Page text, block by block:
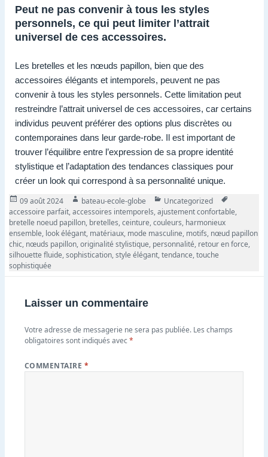
Peut ne pas convenir à tous les styles
personnels, ce qui peut limiter l’attrait
universel de ces accessoires.
Les bretelles et les nœuds papillon, bien que des
accessoires élégants et intemporels, peuvent ne pas
convenir à tous les styles personnels. Cette limitation peut
restreindre l’attrait universel de ces accessoires, car certains
individus peuvent préférer des options plus discrètes ou
contemporaines dans leur garde-robe. Il est important de
trouver l’équilibre entre l’expression de sa propre identité
stylistique et l’adaptation des tendances classiques pour
créer un look qui correspond à sa personnalité unique.
Publié
le
09 août 2024 Auteur
bateau-ecole-globe Catégories
Uncategorized
accessoire parfait,accessoires intemporels,ajustement confortable,
bretelle noeud papillon, bretelles,ceinture,couleurs, harmonieux
ensemble, look élégant, matériaux, mode masculine, motifs, nœud papillon
chic, nœuds papillon,originalité stylistique, personnalité, retour en force,
silhouette fluide,sophistication,style élégant,tendance,touche
sophistiquée
Laisser un commentaire
Votre adresse de messagerie ne sera pas publiée. Les champs
obligatoires sont indiqués avec*
COMMENTAIRE *